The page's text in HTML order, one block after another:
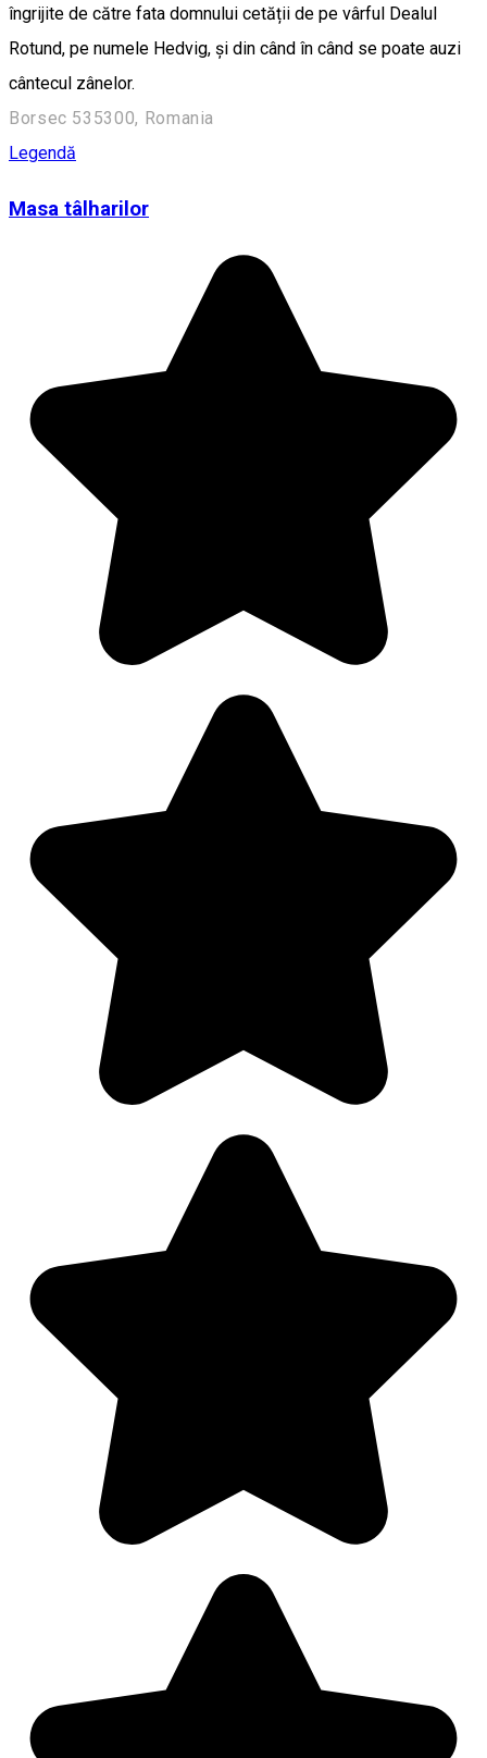
îngrijite de către fata domnului cetății de pe vârful Dealul
Rotund, pe numele Hedvig, și din când în când se poate auzi
cântecul zânelor.
Borsec 535300, Romania
Legendă
Masa tâlharilor